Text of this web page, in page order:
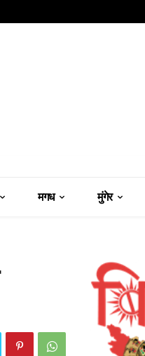
मगध मुंगेर